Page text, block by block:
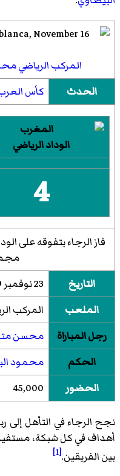
المركب الرياضي
الحدث
كأس العرب
الوداد الرياضي
4
فاز الرجاء بتفوقه على
التاريخ
23 نوفمبر 2019
الملعب
المركب
رجل المباراة
محسن
الحكم
محمود
الحضور
45,000
نجح الرجاء في التأهل إلى
بين الفريقين.[1]